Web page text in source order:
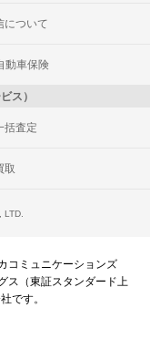
について
動車保険
ス）
括査定
取
コミュニケーションズ
ス（東証スタンダード上
です。